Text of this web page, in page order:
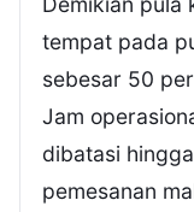
tempat pada
sebesar 50
Jam
dibatasi
pemesanan